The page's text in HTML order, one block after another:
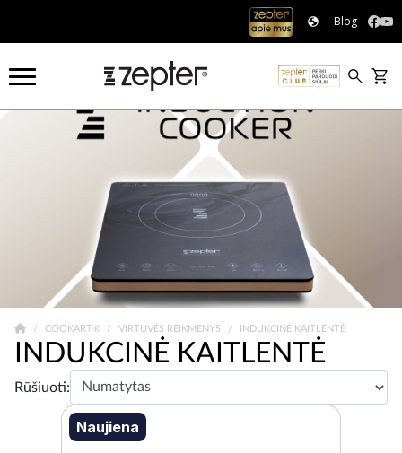
Blog
COOKART® VIRTUVĖS REIKMENYS INDUKCINĖ KAITLENTĖ
INDUKCINĖ KAITLENTĖ
Rūšiuoti:
Naujiena